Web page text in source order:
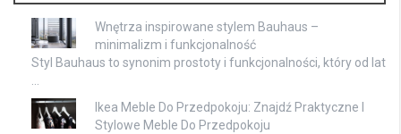
Wnętrza inspirowane stylem Bauhaus –
minimalizm i funkcjonalność
Styl Bauhaus to synonim prostoty i funkcjonalności, który od lat
…
Ikea Meble Do Przedpokoju: Znajdź Praktyczne I
Stylowe Meble Do Przedpokoju